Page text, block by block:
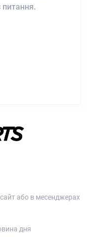
або в месенджерах
дня